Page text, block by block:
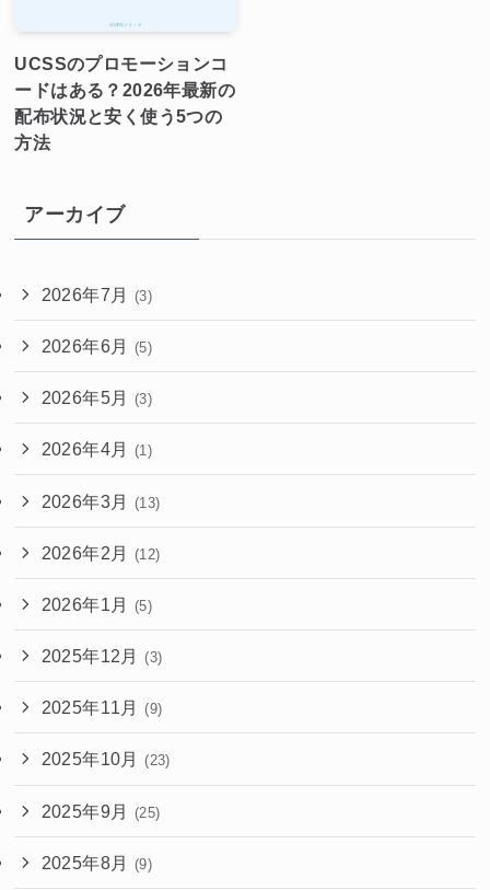
UCSSのプロモーションコ
ードはある？2026年最新の
配布状況と安く使う5つの
方法
アーカイブ
2026年7月 (3)
2026年6月 (5)
2026年5月 (3)
2026年4月 (1)
2026年3月 (13)
2026年2月 (12)
2026年1月 (5)
2025年12月 (3)
2025年11月 (9)
2025年10月 (23)
2025年9月 (25)
2025年8月 (9)